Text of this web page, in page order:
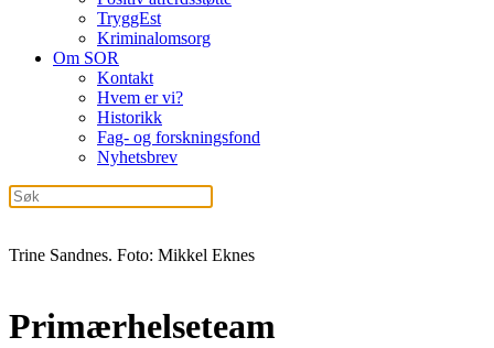
TryggEst
Kriminalomsorg
Om SOR
Kontakt
Hvem er vi?
Historikk
Fag- og forskningsfond
Nyhetsbrev
Trine Sandnes. Foto: Mikkel Eknes
Primærhelseteam